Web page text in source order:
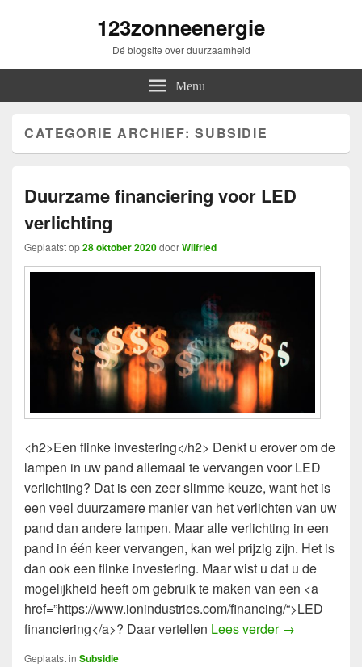
123zonneenergie
Dé blogsite over duurzaamheid
Menu
CATEGORIE ARCHIEF:SUBSIDIE
Duurzame financiering voor LED
verlichting
Geplaatst op28 oktober 2020doorWilfried
<h2>Een flinke investering</h2> Denkt u erover om de
lampen in uw pand allemaal te vervangen voor LED
verlichting? Dat is een zeer slimme keuze, want het is
een veel duurzamere manier van het verlichten van uw
pand dan andere lampen. Maar alle verlichting in een
pand in één keer vervangen, kan wel prijzig zijn. Het is
dan ook een flinke investering. Maar wist u dat u de
mogelijkheid heeft om gebruik te maken van een <a
href=”https://www.ionindustries.com/financing/“>LED
financiering</a>? Daar vertellen Lees verder Duurzame
→
Geplaatst in Subsidie